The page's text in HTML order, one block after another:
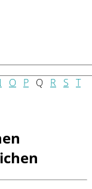
O P Q R S T